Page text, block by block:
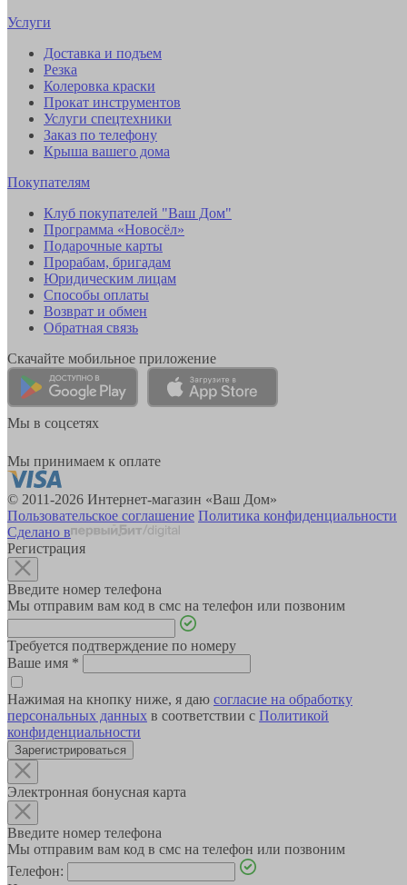
Услуги
Доставка и подъем
Резка
Колеровка краски
Прокат инструментов
Услуги спецтехники
Заказ по телефону
Крыша вашего дома
Покупателям
Клуб покупателей "Ваш Дом"
Программа «Новосёл»
Подарочные карты
Прорабам, бригадам
Юридическим лицам
Способы оплаты
Возврат и обмен
Обратная связь
Скачайте мобильное приложение
Мы в соцсетях
Мы принимаем к оплате
© 2011-2026 Интернет-магазин «Ваш Дом»
Пользовательское соглашение Политика конфиденциальности
Сделано в
Регистрация
Введите номер телефона
Мы отправим вам код в смс на телефон или позвоним
Требуется подтверждение по номеру
Ваше имя *
Нажимая на кнопку ниже, я даю согласие на обработку
персональных данных в соответствии с Политикой
конфиденциальности
Зарегистрироваться
Электронная бонусная карта
Введите номер телефона
Мы отправим вам код в смс на телефон или позвоним
Телефон: